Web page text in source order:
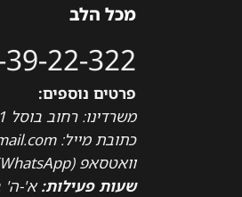
מכל הלב
22-322
פרטים נוספים:
משרדינו: רחוב בוסל 1 חולון
כתובת מייל: m4aisrael@gmail.com
וואטסאפ (WhatsApp) - 058-6057111
שעות פעילות: